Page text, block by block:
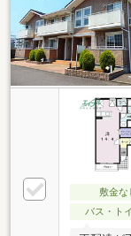
敷金な
バス・ト